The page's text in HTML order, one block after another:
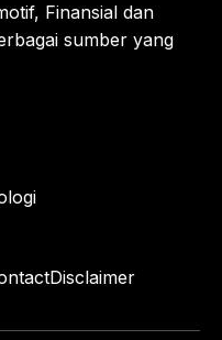
Finansial dan
sumber yang
Disclaimer